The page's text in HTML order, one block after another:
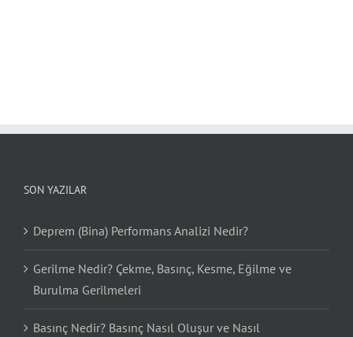
SON YAZILAR
Deprem (Bina) Performans Analizi Nedir?
Gerilme Nedir? Çekme, Basınç, Kesme, Eğilme ve
Burulma Gerilmeleri
Basınç Nedir? Basınç Nasıl Oluşur ve Nasıl